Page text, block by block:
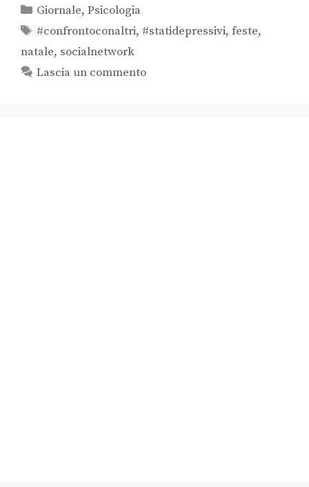
Giornale,Psicologia
#confrontoconaltri, #statidepressivi,feste,
natale, socialnetwork
Lascia un commento